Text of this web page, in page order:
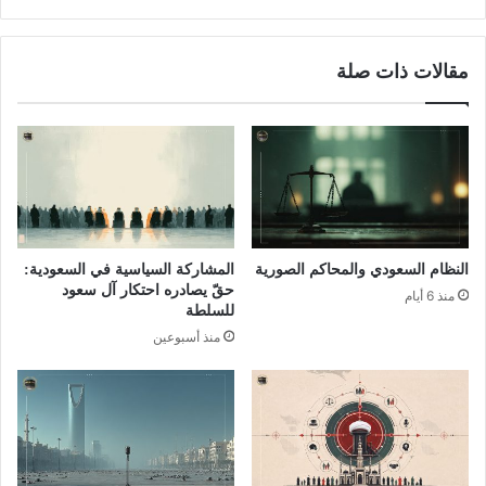
مقالات ذات صلة
النظام السعودي والمحاكم الصورية
منذ 6 أيام
المشاركة السياسية في السعودية:
حقّ يصادره احتكار آل سعود
للسلطة
منذ أسبوعين